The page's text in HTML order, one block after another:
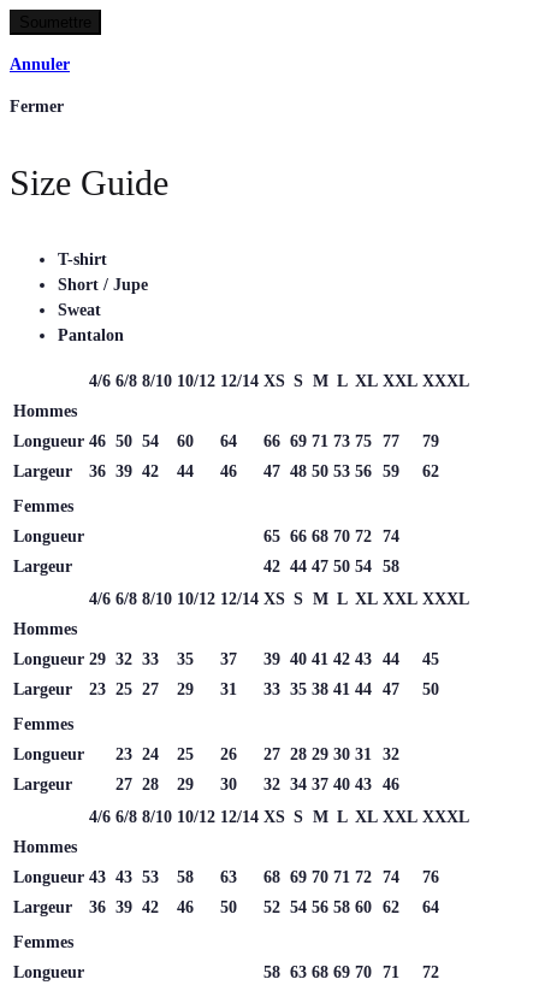
Annuler
Fermer
Size Guide
T-shirt
Short / Jupe
Sweat
Pantalon
4/6 6/8 8/10 10/12 12/14 XS S M L XL XXL XXXL
Hommes
Longueur 46 50 54 60 64 66 69 71 73 75 77
79
Largeur
36 39 42 44 46 47 48 50 53 56 59
62
Femmes
Longueur
65 66 68 70 72 74
Largeur
42 44 47 50 54 58
4/6 6/8 8/10 10/12 12/14 XS S M L XL XXL XXXL
Hommes
Longueur 29 32 33 35 37 39 40 41 42 43 44
45
Largeur
23 25 27 29 31 33 35 38 41 44 47
50
Femmes
Longueur
23 24 25 26 27 28 29 30 31
32
Largeur
27 28 29 30 32 34 37 40 43 46
4/6 6/8 8/10 10/12 12/14 XS S M L XL XXL XXXL
Hommes
Longueur 43 43 53 58 63 68 69 70 71 72 74
76
Largeur
36 39 42 46 50 52 54 56 58 60 62
64
Femmes
Longueur
58 63 68 69 70 71
72